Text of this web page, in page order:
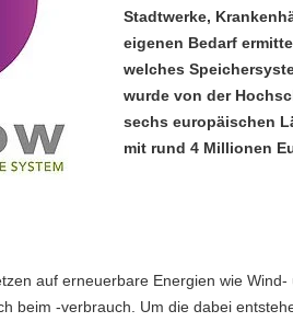
Stadtwerke,
eigenen Bedarf
welches
wurde von der
sechs europäischen
mit rund 4 Millionen
auf erneuerbare Energien wie
beim -verbrauch. Um die dabei